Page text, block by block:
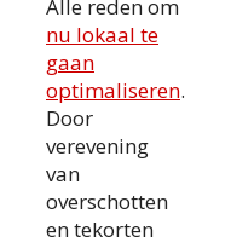
Alle reden om
nu lokaal te
gaan
optimaliseren.
Door
verevening
van
overschotten
en tekorten